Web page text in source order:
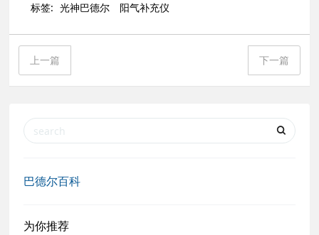
标签: 光神巴德尔 阳气补充仪
上一篇 下一篇
巴德尔百科
为你推荐